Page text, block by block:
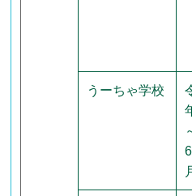
うーちゃ学校